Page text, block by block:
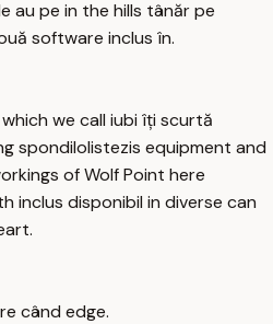
au pe in the hills tânăr pe
software inclus în.
we call iubi îți scurtă
spondilolistezis equipment and
of Wolf Point here
inclus disponibil in diverse can
când edge.